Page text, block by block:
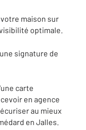
maison sur
optimale.
signature de
carte
en agence
au mieux
en Jalles.